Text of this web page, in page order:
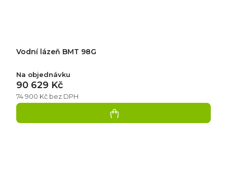
Vodní lázeň BMT 98G
Na objednávku
74 900 Kč bez DPH
90 629 Kč